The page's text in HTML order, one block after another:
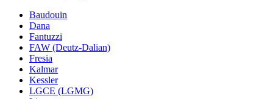
Baudouin
Dana
Fantuzzi
FAW (Deutz-Dalian)
Fresia
Kalmar
Kessler
LGCE (LGMG)